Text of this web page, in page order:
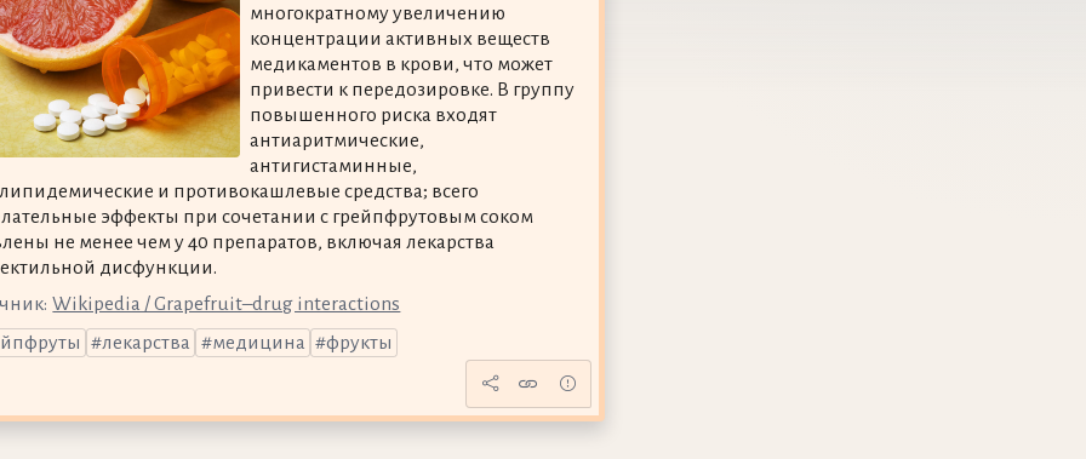
многократному увеличению
концентрации активных веществ
медикаментов в крови, что может
привести к передозировке. В группу
повышенного риска входят
антиаритмические,
антигистаминные,
и противокашлевые средства; всего
эффекты при сочетании с грейпфрутовым соком
не менее чем у 40 препаратов, включая лекарства
дисфункции.
Wikipedia / Grapefruit–drug interactions
лекарства медицина фрукты